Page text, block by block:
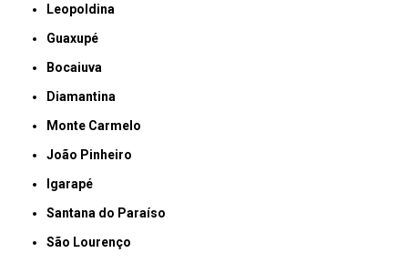
Leopoldina
Guaxupé
Bocaiuva
Diamantina
Monte Carmelo
João Pinheiro
Igarapé
Santana do Paraíso
São Lourenço